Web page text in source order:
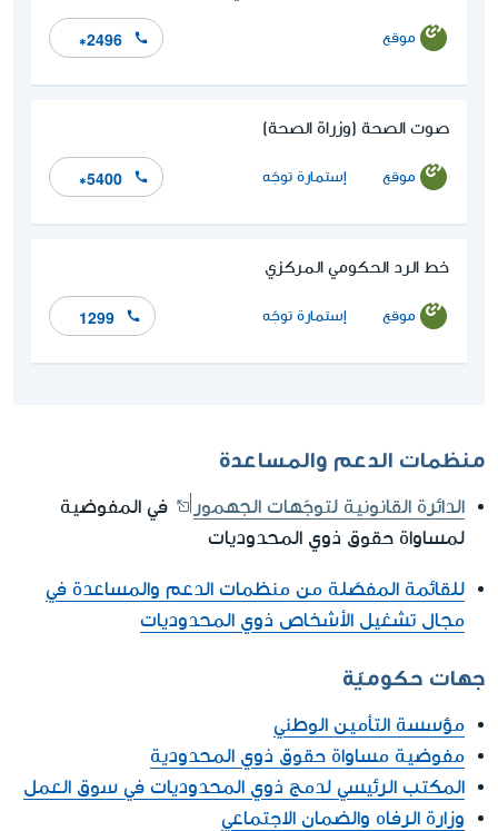
موقع *2496
صوت الصحة (وزراة الصحة)
موقع إستمارة توجّه *5400
خط الرد الحكومي المركزي
موقع إستمارة توجّه 1299
منظمات الدعم والمساعدة
الدائرة القانونية لتوجّهات الجهمور
في المفوضية
لمساواة حقوق ذوي المحدوديات
للقائمة المفصّلة من منظمات الدعم والمساعدة في
مجال تشغيل الأشخاص ذوي المحدوديات
جهات حكوميّة
مؤسسة التأمين الوطني
مفوضية مساواة حقوق ذوي المحدودية
المكتب الرئيسي لدمج ذوي المحدوديات في سوق العمل
وزارة الرفاه والضمان الاجتماعي